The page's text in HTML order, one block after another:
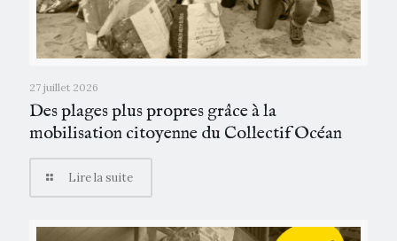
27 juillet 2026
Des plages plus propres grâce à la
mobilisation citoyenne du Collectif Océan
Lire la suite